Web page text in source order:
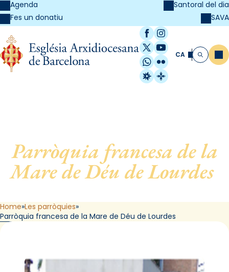
Agenda
Fes un donatiu
Santoral del dia
SAVA
Facebook
Instagram
X / Twitter
YouTube
WhatsApp
Flickr
Radio Estel
Catalunya
CA Cerca
Parròquia francesa de la
Mare de Déu de Lourdes,
Home Les parròquies
Parròquia francesa de la Mare de Déu de Lourdes